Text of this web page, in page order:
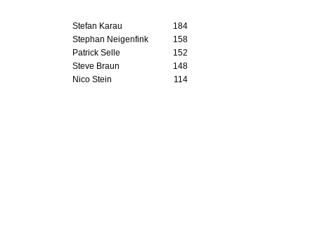
Stefan Karau
184
Stephan Neigenfink
158
Patrick Selle
152
Steve Braun
148
Nico Stein
114